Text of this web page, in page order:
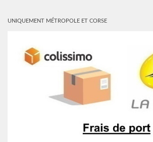
UNIQUEMENT MÉTROPOLE ET CORSE